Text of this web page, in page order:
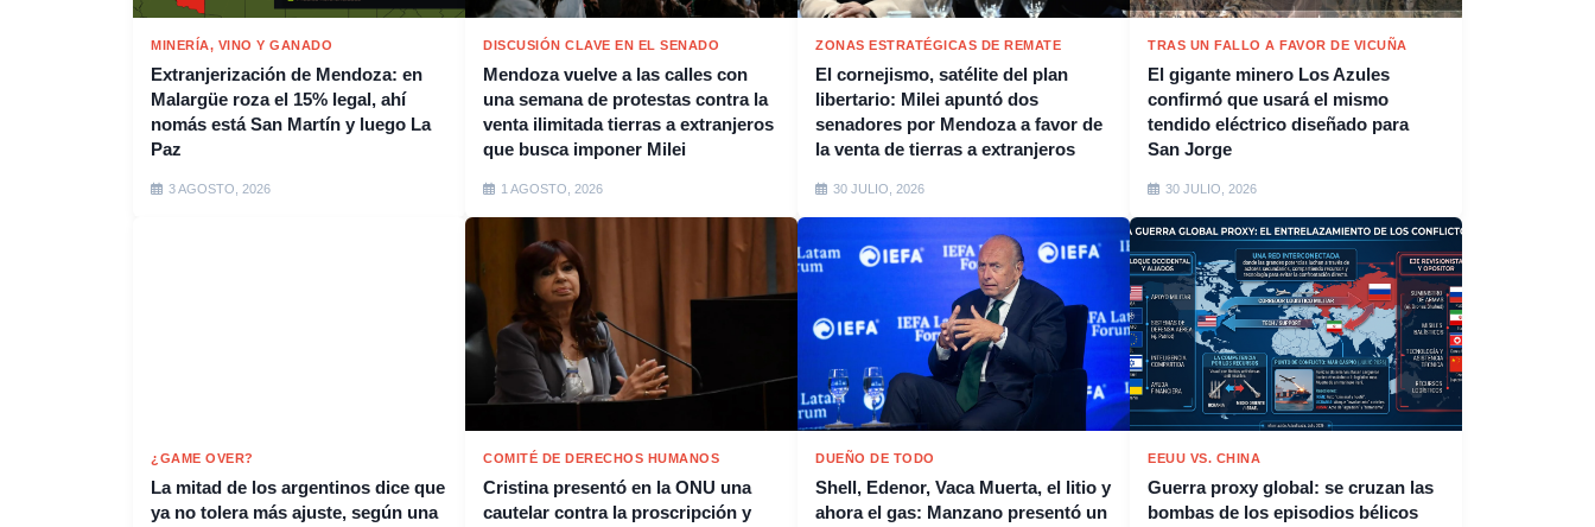
MINERÍA, VINO Y GANADO
Extranjerización de Mendoza: en
Malargüe roza el 15% legal, ahí
nomás está San Martín y luego La
Paz
3 AGOSTO, 2026
DISCUSIÓN CLAVE EN EL SENADO
Mendoza vuelve a las calles con
una semana de protestas contra la
venta ilimitada tierras a extranjeros
que busca imponer Milei
1 AGOSTO, 2026
ZONAS ESTRATÉGICAS DE REMATE
El cornejismo, satélite del plan
libertario: Milei apuntó dos
senadores por Mendoza a favor de
la venta de tierras a extranjeros
30 JULIO, 2026
TRAS UN FALLO A FAVOR DE VICUÑA
El gigante minero Los Azules
confirmó que usará el mismo
tendido eléctrico diseñado para
San Jorge
30 JULIO, 2026
¿GAME OVER?
La mitad de los argentinos dice que
ya no tolera más ajuste, según una
COMITÉ DE DERECHOS HUMANOS
Cristina presentó en la ONU una
cautelar contra la proscripción y
DUEÑO DE TODO
Shell, Edenor, Vaca Muerta, el litio y
ahora el gas: Manzano presentó un
EEUU VS. CHINA
Guerra proxy global: se cruzan las
bombas de los episodios bélicos